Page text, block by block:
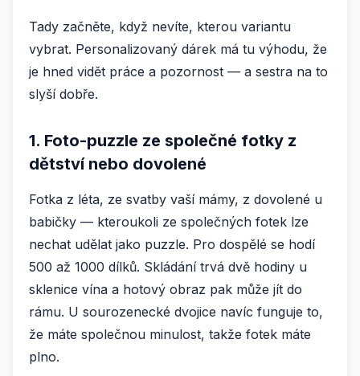
Tady začněte, když nevíte, kterou variantu
vybrat. Personalizovaný dárek má tu výhodu, že
je hned vidět práce a pozornost — a sestra na to
slyší dobře.
1. Foto-puzzle ze společné fotky z
dětství nebo dovolené
Fotka z léta, ze svatby vaší mámy, z dovolené u
babičky — kteroukoli ze společných fotek lze
nechat udělat jako puzzle. Pro dospělé se hodí
500 až 1000 dílků. Skládání trvá dvě hodiny u
sklenice vína a hotový obraz pak může jít do
rámu. U sourozenecké dvojice navíc funguje to,
že máte společnou minulost, takže fotek máte
plno.